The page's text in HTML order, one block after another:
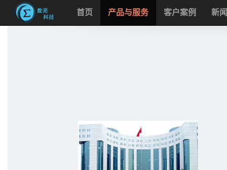
首页 产品与服务 客户案例 新